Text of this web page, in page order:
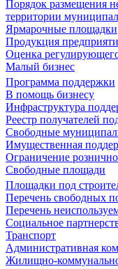
Порядок размещения
территории
Ярмарочные площадки
Продукция
Оценка
Малый бизнес
Программа поддержки
В помощь бизнесу
Инфраструктура
Реестр получателей
Свободные
Имущественная
Ограничение
Свободные площади
Площадки под
Перечень свободных
Перечень
Социальное
Транспорт
Административная
Жилищно-